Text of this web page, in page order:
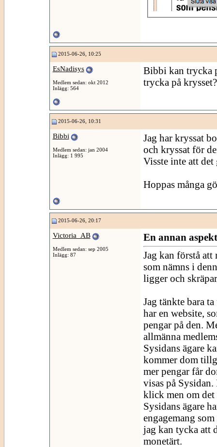
2015-06-26, 10:25
EsNadisys
Medlem sedan: okt 2012
Inlägg: 564
Bibbi kan trycka
trycka på krysset?
2015-06-26, 10:31
Bibbi
Medlem sedan: jan 2004
Inlägg: 1 995
Jag har kryssat
och kryssat för
Visste inte att
Hoppas många
2015-06-26, 20:17
Victoria_AB
Medlem sedan: sep 2005
Inlägg: 87
En annan
Jag kan förstå
som nämns i
ligger och
Jag tänkte bara
har en website,
pengar på den.
allmänna
Sysidans ägare
kommer dom
mer pengar får
visas på
klick men om det
Sysidans ägare
engagemang
jag kan tycka att
monetärt.